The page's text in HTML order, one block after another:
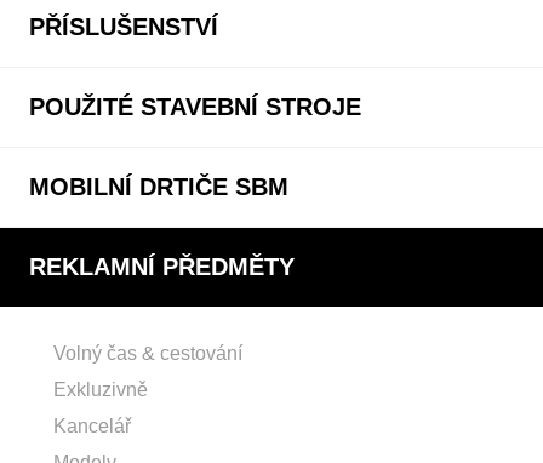
PŘÍSLUŠENSTVÍ
POUŽITÉ STAVEBNÍ STROJE
MOBILNÍ DRTIČE SBM
REKLAMNÍ PŘEDMĚTY
Volný čas & cestování
Exkluzivně
Kancelář